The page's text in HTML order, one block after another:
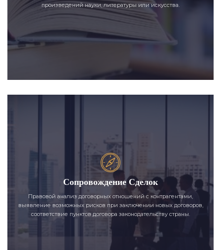
произведений науки, литературы или искусства.
Сопровождение Сделок
Правовой анализ договорных отношений с контрагентами,
выявление возможных рисков при заключении новых договоров,
соответствие пунктов договора законодательству страны.